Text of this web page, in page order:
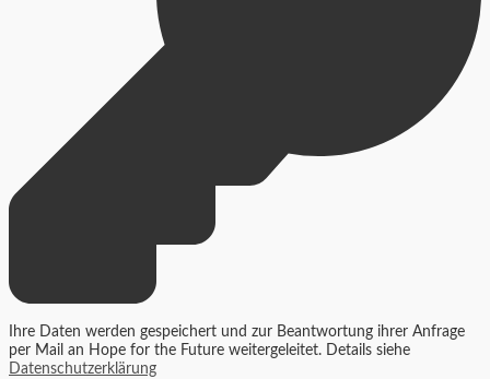
Ihre Daten werden gespeichert und zur Beantwortung ihrer Anfrage
per Mail an Hope for the Future weitergeleitet. Details siehe
Datenschutzerklärung